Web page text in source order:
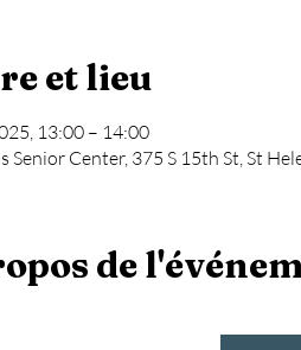
et lieu
13:00 – 14:00
Senior Center, 375 S 15th St, St
de